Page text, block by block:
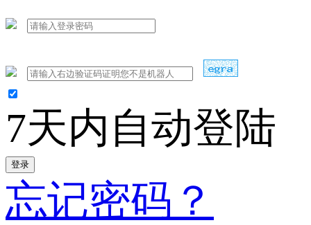
7天内自动登陆
登录
忘记密码？